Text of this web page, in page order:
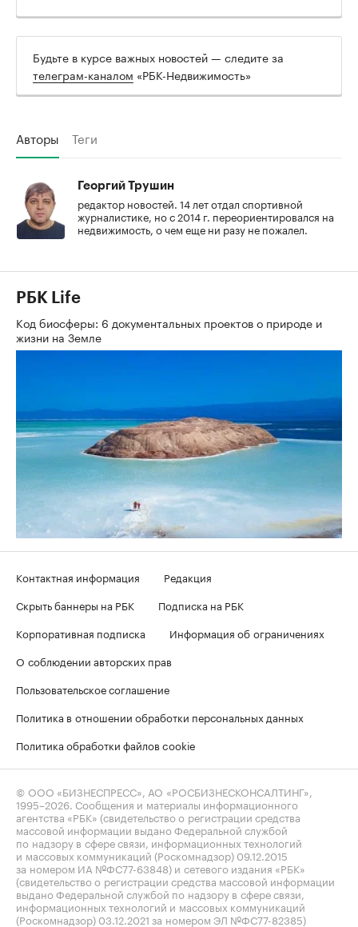
Будьте в курсе важных новостей — следите за
телеграм-каналом «РБК-Недвижимость»
Авторы Теги
Георгий Трушин
редактор новостей. 14 лет отдал спортивной
журналистике, но с 2014 г. переориентировался на
недвижимость, о чем еще ни разу не пожалел.
РБК Life
Код биосферы: 6 документальных проектов о природе и
жизни на Земле
Контактная информация
Редакция
Скрыть баннеры на РБК
Подписка на РБК
Корпоративная подписка
Информация об ограничениях
О соблюдении авторских прав
Пользовательское соглашение
Политика в отношении обработки персональных данных
Политика обработки файлов cookie
© ООО «БИЗНЕСПРЕСС», АО «РОСБИЗНЕСКОНСАЛТИНГ»,
1995–2026 . Сообщения и материалы информационного
агентства «РБК» (свидетельство о регистрации средства
массовой информации выдано Федеральной службой
по надзору в сфере связи, информационных технологий
и массовых коммуникаций (Роскомнадзор) 09.12.2015
за номером ИА №ФС77-63848) и сетевого издания «РБК»
(свидетельство о регистрации средства массовой информации
выдано Федеральной службой по надзору в сфере связи,
информационных технологий и массовых коммуникаций
(Роскомнадзор) 03.12.2021 за номером ЭЛ №ФС77-82385)